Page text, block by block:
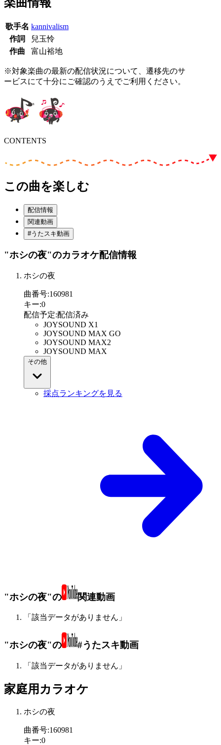
歌手名 kannivalism
作詞
兒玉怜
作曲
富山裕地
※対象楽曲の最新の配信状況について、遷移先のサ
ービスにて十分にご確認のうえでご利用ください。
CONTENTS
この曲を楽しむ
配信情報
関連動画
#うたスキ動画
"ホシの夜"のカラオケ配信情報
ホシの夜
曲番号:160981
キー:0
配信予定:配信済み
JOYSOUND X1
JOYSOUND MAX GO
JOYSOUND MAX2
JOYSOUND MAX
その他
採点ランキングを見る
"ホシの夜"の 関連動画
「該当データがありません」
"ホシの夜"の #うたスキ動画
「該当データがありません」
家庭用カラオケ
ホシの夜
曲番号:160981
キー:0